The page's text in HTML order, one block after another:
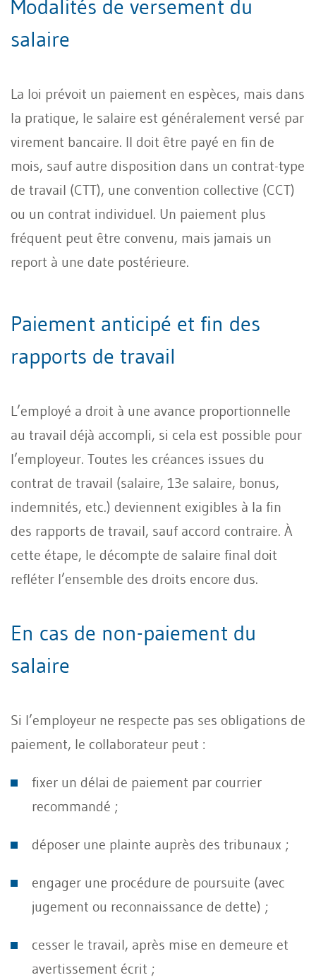
Modalités de versement du
salaire
La loi prévoit un paiement en espèces, mais dans
la pratique, le salaire est généralement versé par
virement bancaire. Il doit être payé en fin de
mois, sauf autre disposition dans un contrat-type
de travail (CTT), une convention collective (CCT)
ou un contrat individuel. Un paiement plus
fréquent peut être convenu, mais jamais un
report à une date postérieure.
Paiement anticipé et fin des
rapports de travail
L’employé a droit à une avance proportionnelle
au travail déjà accompli, si cela est possible pour
l’employeur. Toutes les créances issues du
contrat de travail (salaire, 13e salaire, bonus,
indemnités, etc.) deviennent exigibles à la fin
des rapports de travail, sauf accord contraire. À
cette étape, le décompte de salaire final doit
refléter l’ensemble des droits encore dus.
En cas de non-paiement du
salaire
Si l’employeur ne respecte pas ses obligations de
paiement, le collaborateur peut :
fixer un délai de paiement par courrier
recommandé ;
déposer une plainte auprès des tribunaux ;
engager une procédure de poursuite (avec
jugement ou reconnaissance de dette) ;
cesser le travail, après mise en demeure et
avertissement écrit ;